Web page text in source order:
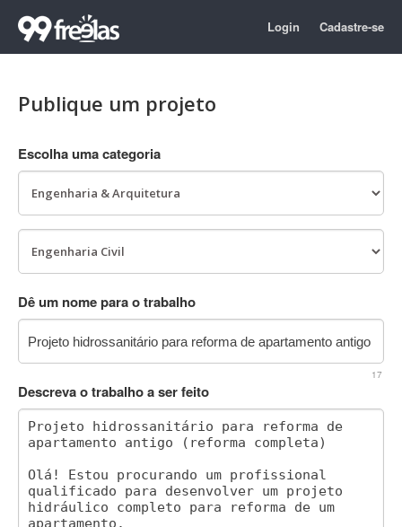
Login Cadastre-se
Publique um projeto
Escolha uma categoria
Dê um nome para o trabalho
17
Descreva o trabalho a ser feito